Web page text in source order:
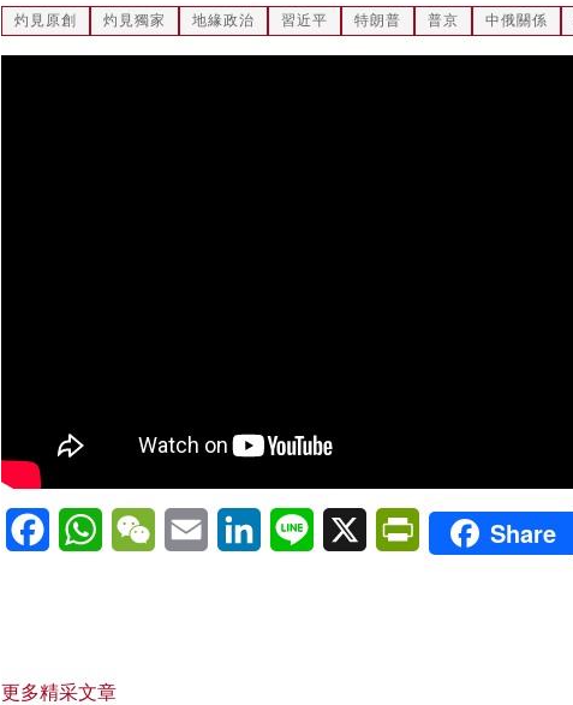
灼見原創 灼見獨家 地緣政治 習近平 特朗普 普京 中俄關係
FacebookWhatsAppWeChatEmail LinkedInLine X PrintFriendly
Share
更多精采文章